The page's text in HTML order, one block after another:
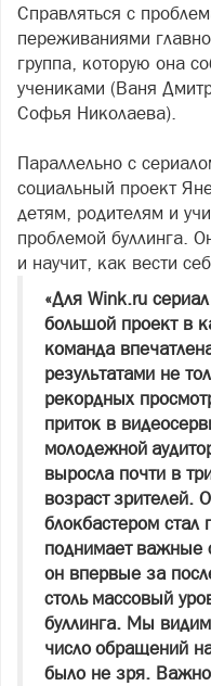
Справляться с
переживаниями
группа, которую она
учениками (Ваня
Софья Николаева).
Параллельно с
социальный проект
детям, родителям и
проблемой буллинга.
и научит, как вести
«Для Wink.ru
большой проект в
команда
результатами не
рекордных
приток в
молодежной
выросла почти в
возраст зрителей.
блокбастером стал
поднимает важные
он впервые за
столь массовый
буллинга. Мы
число обращений
было не зря.